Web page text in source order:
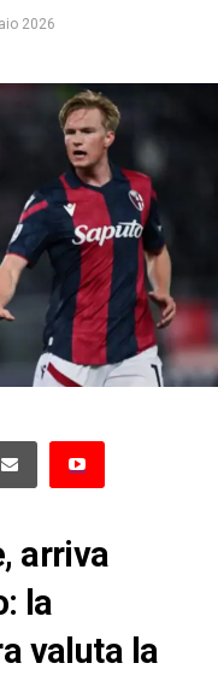
2026
arriva
la
valuta la